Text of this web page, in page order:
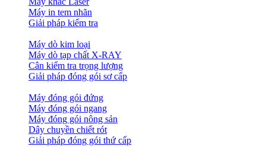
Máy in tem nhãn
Giải pháp kiểm tra
Máy dò kim loại
Máy dò tạp chất X-RAY
Cân kiểm tra trọng lượng
Giải pháp đóng gói sơ cấp
Máy đóng gói đứng
Máy đóng gói ngang
Máy đóng gói nông sản
Dây chuyền chiết rót
Giải pháp đóng gói thứ cấp